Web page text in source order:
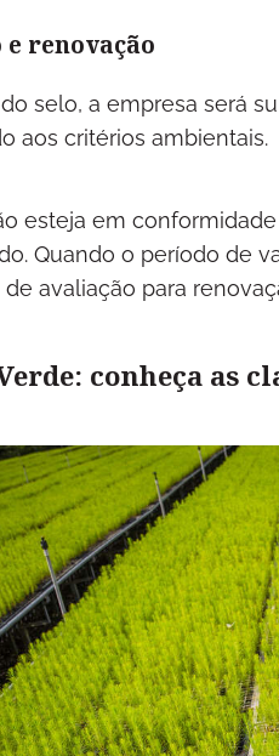
renovação
selo, a empresa será
aos critérios ambientais.
esteja em
Quando o período de
avaliação para
conheça as